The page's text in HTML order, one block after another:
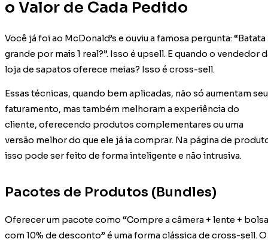
o Valor de Cada Pedido
Você já foi ao McDonald’s e ouviu a famosa pergunta: “Batata
grande por mais 1 real?”. Isso é upsell. E quando o vendedor
loja de sapatos oferece meias? Isso é cross-sell.
Essas técnicas, quando bem aplicadas, não só aumentam seu
faturamento, mas também melhoram a experiência do
cliente, oferecendo produtos complementares ou uma
versão melhor do que ele já ia comprar. Na página de
isso pode ser feito de forma inteligente e não intrusiva.
Pacotes de Produtos (Bundles)
Oferecer um pacote como “Compre a câmera + lente + bolsa
com 10% de desconto” é uma forma clássica de cross-sell. O